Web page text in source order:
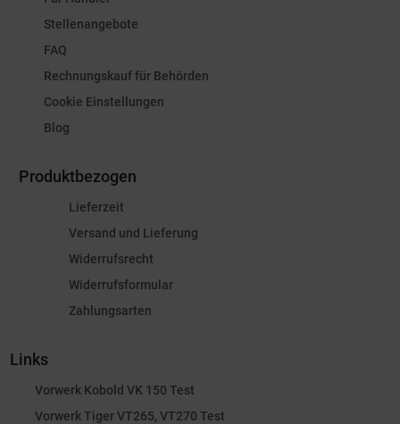
Stellenangebote
FAQ
Rechnungskauf für Behörden
Cookie Einstellungen
Blog
Produktbezogen
Lieferzeit
Versand und Lieferung
Widerrufsrecht
Widerrufsformular
Zahlungsarten
Links
Vorwerk Kobold VK 150 Test
Vorwerk Tiger VT265, VT270 Test